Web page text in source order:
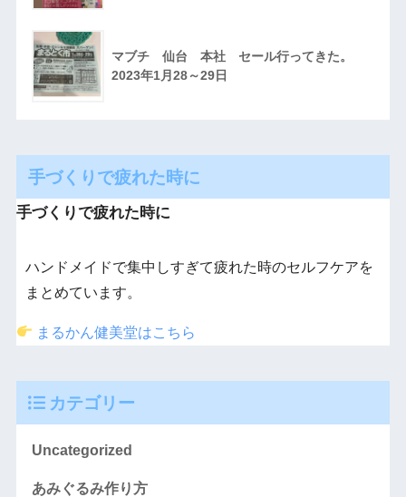
マブチ 仙台 本社 セール行ってきた。
2023年1月28～29日
手づくりで疲れた時に
手づくりで疲れた時に
ハンドメイドで集中しすぎて疲れた時のセルフケアを
まとめています。
まるかん健美堂はこちら
カテゴリー
Uncategorized
あみぐるみ作り方